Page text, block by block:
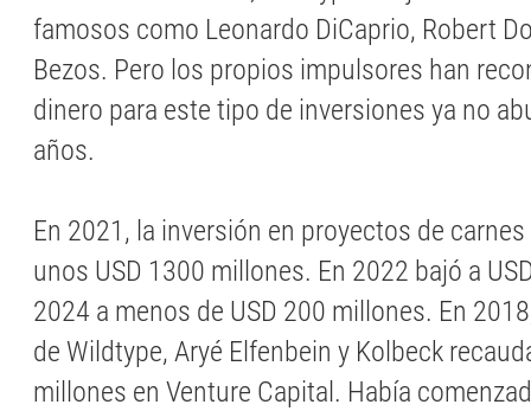
famosos como Leonardo DiCaprio, Robert
Bezos. Pero los propios impulsores han
dinero para este tipo de inversiones ya no
años.
En 2021, la inversión en proyectos de
unos USD 1300 millones. En 2022 bajó a
2024 a menos de USD 200 millones. En
de Wildtype, Aryé Elfenbein y Kolbeck
millones en Venture Capital. Había